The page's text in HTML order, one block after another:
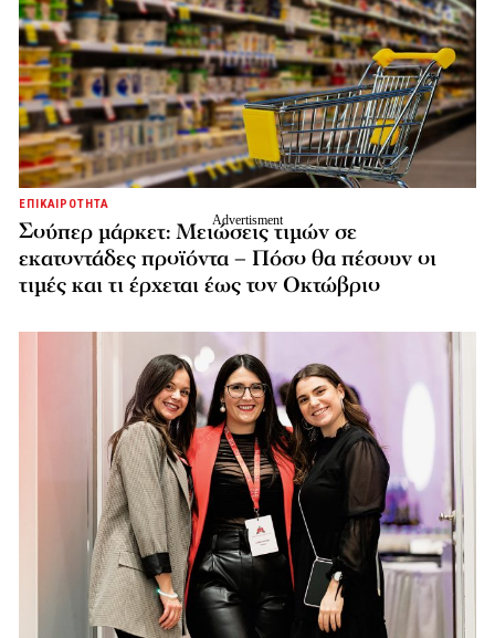
ΕΠΙΚΑΙΡΟΤΗΤΑ
Σούπερ μάρκετ: Μειώσεις τιμών σε
εκατοντάδες προϊόντα – Πόσο θα πέσουν οι
τιμές και τι έρχεται έως τον Οκτώβριο